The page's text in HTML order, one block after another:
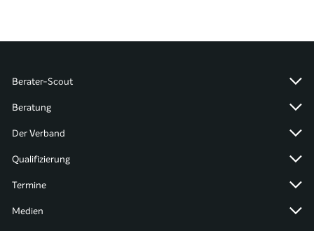
Berater-Scout
Beratung
Der Verband
Qualifizierung
Termine
Medien